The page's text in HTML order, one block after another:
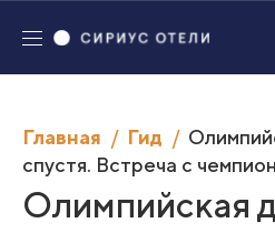
Главная Гид
спустя. Встреча с
Олимпийская